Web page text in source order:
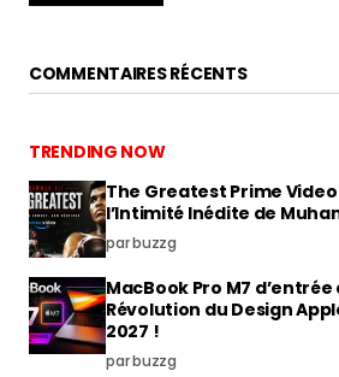
COMMENTAIRES RÉCENTS
TRENDING NOW
The Greatest Prime
l’Intimité Inédite de
par buzzg
MacBook Pro M7 d’entrée
Révolution du Design
2027 !
par buzzg